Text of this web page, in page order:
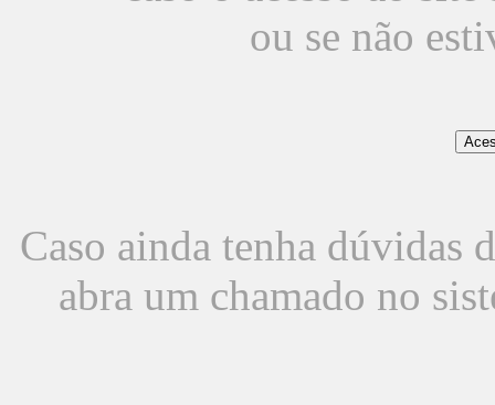
ou se não
Caso ainda tenha dúvidas
abra um chamado no